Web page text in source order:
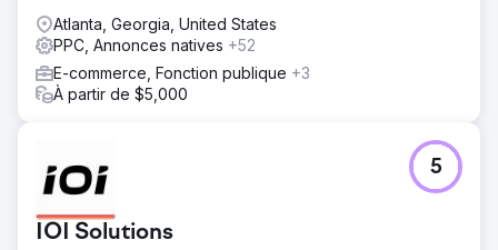
Atlanta, Georgia, United States
PPC, Annonces natives +52
E-commerce, Fonction publique +3
À partir de $5,000
IOI Solutions
5